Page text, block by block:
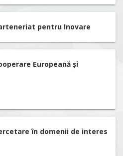
pentru Inovare
Europeană și
în domenii de interes